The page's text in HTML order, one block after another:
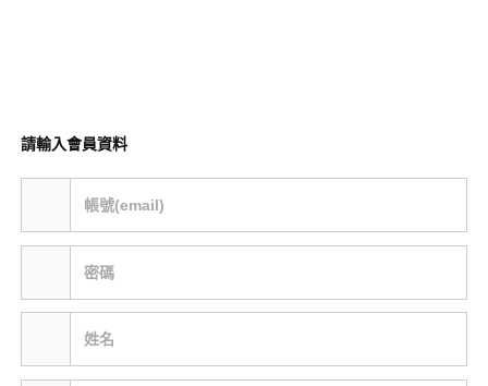
請輸入會員資料
帳號(email)
密碼
姓名